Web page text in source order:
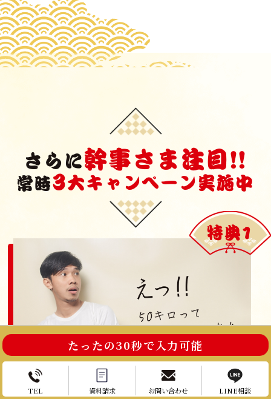
たったの30秒で入力可能
TEL 資料請求 お問い合わせ LINE相談
さらに幹事さま注目!!
常時3大キャンペーン実施中
特典1